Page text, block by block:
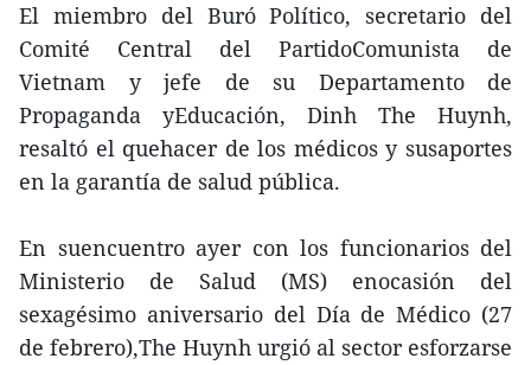
El miembro del Buró Político, secretario del
Comité Central del PartidoComunista de
Vietnam y jefe de su Departamento de
Propaganda yEducación, Dinh The Huynh,
resaltó el quehacer de los médicos y susaportes
en la garantía de salud pública.
En suencuentro ayer con los funcionarios del
Ministerio de Salud (MS) enocasión del
sexagésimo aniversario del Día de Médico (27
de febrero),The Huynh urgió al sector esforzarse